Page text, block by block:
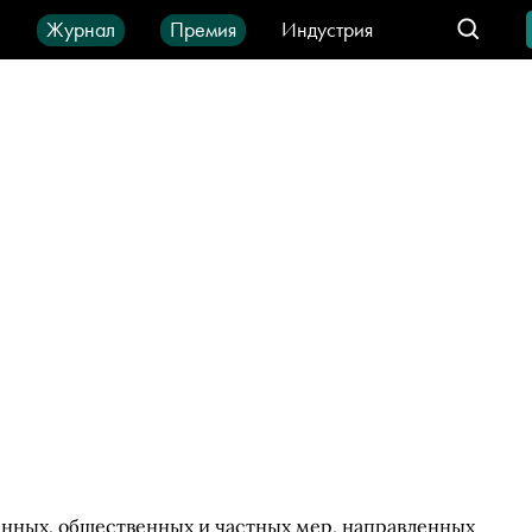
Журнал Премия
Индустрия
Город IT-продукты
общественных и частных мер, направленных